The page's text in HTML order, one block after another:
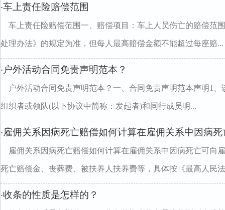
·车上责任险赔偿范围
车上责任险赔偿范围一、赔偿项目：车上人员伤亡的赔偿范
处理办法》的规定为准，但每人最高赔偿金额不能超过每座赔...
· 户外活动合同免责声明范本？
户外活动合同免责声明范本？一、合同免责声明范本声明1
组织者或领队(以下协议中简称：发起者)和同行成员明...
· 雇佣关系因病死亡赔偿如何计算在雇佣关系中因病
雇佣关系因病死亡赔偿如何计算在雇佣关系中因病死亡可向
死亡赔偿金、丧葬费、被扶养人扶养费等，具体按《最高人民
·收条的性质是怎样的？